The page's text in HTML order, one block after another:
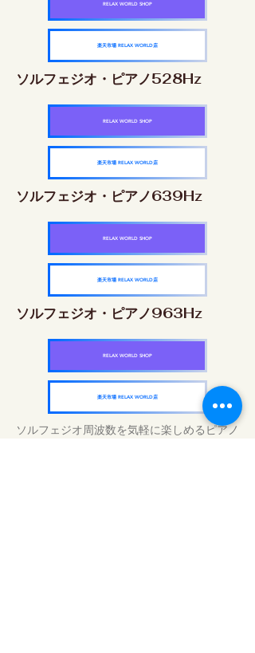
RELAX WORLD SHOP
楽天市場 RELAX WORLD店
ソルフェジオ・ピアノ528Hz
RELAX WORLD SHOP
楽天市場 RELAX WORLD店
ソルフェジオ・ピアノ639Hz
RELAX WORLD SHOP
楽天市場 RELAX WORLD店
ソルフェジオ・ピアノ963Hz
RELAX WORLD SHOP
楽天市場 RELAX WORLD店
ソルフェジオ周波数を気軽に楽しめるピアノ